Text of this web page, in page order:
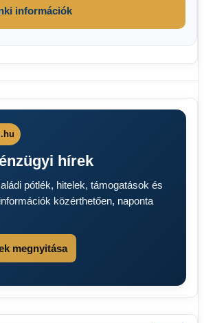
információk
hírek
pótlék, hitelek, támogatások és
közérthetően, naponta
megnyitása